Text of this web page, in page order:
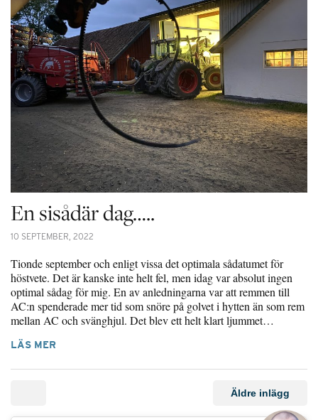
En sisådär dag…..
10 SEPTEMBER, 2022
Tionde september och enligt vissa det optimala sådatumet för
höstvete. Det är kanske inte helt fel, men idag var absolut ingen
optimal sådag för mig. En av anledningarna var att remmen till
AC:n spenderade mer tid som snöre på golvet i hytten än som rem
mellan AC och svänghjul. Det blev ett helt klart ljummet…
LÄS MER
Äldre inlägg